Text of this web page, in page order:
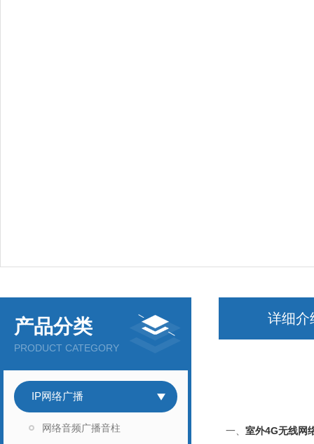
产品分类
PRODUCT CATEGORY
IP网络广播
网络音频广播音柱
详细介
一、 室外4G无线网